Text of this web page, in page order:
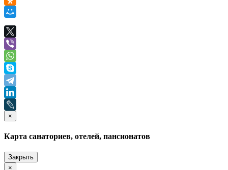
×
Карта санаториев, отелей, пансионатов
Закрыть
×